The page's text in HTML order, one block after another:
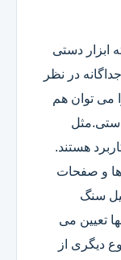
ابزار دستی
در نظر
می توان هم
هستند.
و صفحات
سنگ
تعیین می
دیگری از